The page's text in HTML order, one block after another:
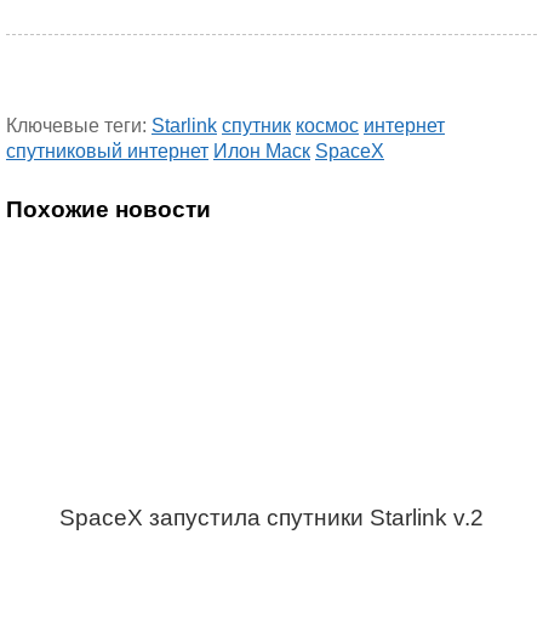
Ключевые теги: Starlink спутник космос интернет
спутниковый интернет Илон Маск SpaceX
Похожие новости
SpaceX запустила спутники Starlink v.2